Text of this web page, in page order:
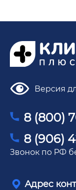
Версия
8 (800)
8 (906)
Звонок по РФ
Адрес